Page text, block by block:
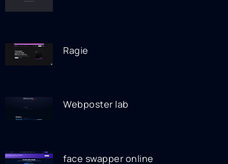
Ragie
Webposter lab
face swapper online